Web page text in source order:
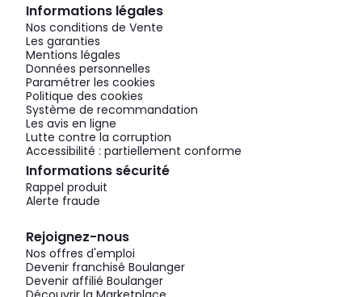
Informations légales
Nos conditions de Vente
Les garanties
Mentions légales
Données personnelles
Paramétrer les cookies
Politique des cookies
Système de recommandation
Les avis en ligne
Lutte contre la corruption
Accessibilité : partiellement conforme
Informations sécurité
Rappel produit
Alerte fraude
Rejoignez-nous
Nos offres d'emploi
Devenir franchisé Boulanger
Devenir affilié Boulanger